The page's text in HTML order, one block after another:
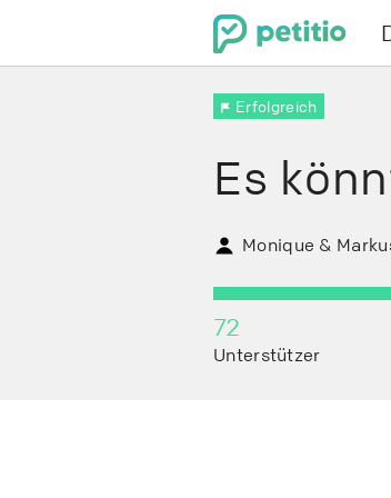
Menu
Erfolgreich
Es
Monique &
72
Unterstützer
0